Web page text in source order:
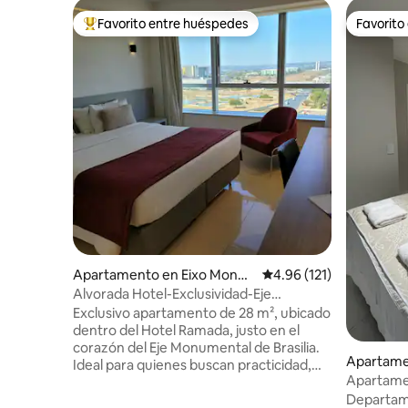
Favorito entre huéspedes preferido
Favorito entre huéspedes
Apartamento en Eixo Monu
mental
Calificación promedio:
4.96 (121)
Alvorada Hotel-Exclusividad-Eje
Monumental
Exclusivo apartamento de 28 m², ubicado
dentro del Hotel Ramada, justo en el
corazón del Eje Monumental de Brasilia.
Ideal para quienes buscan practicidad,
este